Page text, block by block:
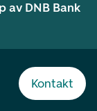
Kontakt
av DNB Bank
English